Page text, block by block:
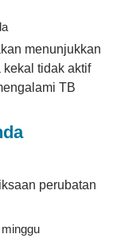
menunjukkan
kekal tidak aktif
TB
perubatan